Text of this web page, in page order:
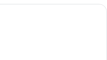
ห้องสวีท | 1 ห้องนอน, เครื่องนอนระดั